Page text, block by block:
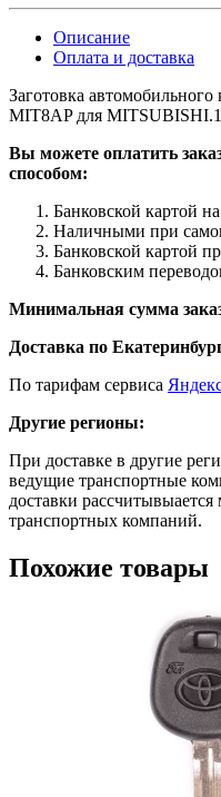
Описание
Оплата и доставка
Заготовка
MIT8AP для
Вы можете оплатить
способом:
Банковской картой
Наличными при
Банковской картой
Банковским
Минимальная сумма
Доставка по
По тарифам сервиса
Другие регионы:
При доставке в другие
ведущие транспортные
доставки
транспортных компаний.
Похожие товары